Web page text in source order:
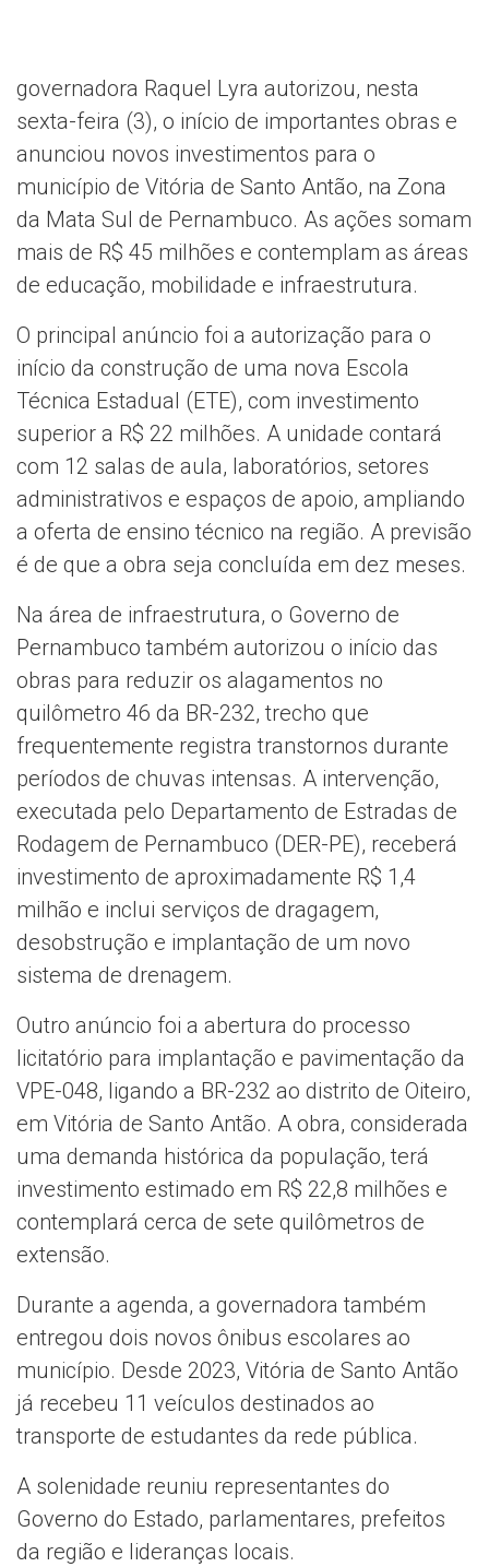
governadora Raquel Lyra autorizou, nesta
sexta-feira (3), o início de importantes obras e
anunciou novos investimentos para o
município de Vitória de Santo Antão, na Zona
da Mata Sul de Pernambuco. As ações somam
mais de R$ 45 milhões e contemplam as áreas
de educação, mobilidade e infraestrutura.
O principal anúncio foi a autorização para o
início da construção de uma nova Escola
Técnica Estadual (ETE), com investimento
superior a R$ 22 milhões. A unidade contará
com 12 salas de aula, laboratórios, setores
administrativos e espaços de apoio, ampliando
a oferta de ensino técnico na região. A previsão
é de que a obra seja concluída em dez meses.
Na área de infraestrutura, o Governo de
Pernambuco também autorizou o início das
obras para reduzir os alagamentos no
quilômetro 46 da BR-232, trecho que
frequentemente registra transtornos durante
períodos de chuvas intensas. A intervenção,
executada pelo Departamento de Estradas de
Rodagem de Pernambuco (DER-PE), receberá
investimento de aproximadamente R$ 1,4
milhão e inclui serviços de dragagem,
desobstrução e implantação de um novo
sistema de drenagem.
Outro anúncio foi a abertura do processo
licitatório para implantação e pavimentação da
VPE-048, ligando a BR-232 ao distrito de Oiteiro,
em Vitória de Santo Antão. A obra, considerada
uma demanda histórica da população, terá
investimento estimado em R$ 22,8 milhões e
contemplará cerca de sete quilômetros de
extensão.
Durante a agenda, a governadora também
entregou dois novos ônibus escolares ao
município. Desde 2023, Vitória de Santo Antão
já recebeu 11 veículos destinados ao
transporte de estudantes da rede pública.
A solenidade reuniu representantes do
Governo do Estado, parlamentares, prefeitos
da região e lideranças locais.